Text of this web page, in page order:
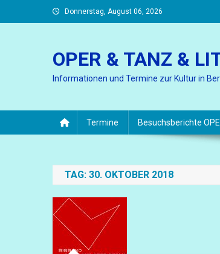
to
Donnerstag, August 06, 2026
OPER & TANZ &
Informationen und Termine zur Kultur in
Termine Besuchsberichte
TAG: 30. OKTOBER 2018